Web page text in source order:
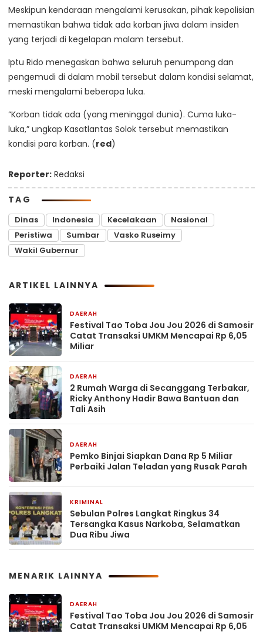
Meskipun kendaraan mengalami kerusakan, pihak kepolisian
memastikan bahwa tidak ada korban jiwa dalam insiden
yang terjadi di kegelapan malam tersebut.
Iptu Rido menegaskan bahwa seluruh penumpang dan
pengemudi di dalam mobil tersebut dalam kondisi selamat,
meski mengalami beberapa luka.
“Korban tidak ada (yang meninggal dunia). Cuma luka-
luka,” ungkap Kasatlantas Solok tersebut memastikan
kondisi para korban. (red)
Reporter: Redaksi
TAG
Dinas Indonesia Kecelakaan
Nasional
Peristiwa
Sumbar
Vasko Ruseimy
Wakil Gubernur
ARTIKEL LAINNYA
DAERAH
Festival Tao Toba Jou Jou 2026 di Samosir
Catat Transaksi UMKM Mencapai Rp 6,05
Miliar
DAERAH
2 Rumah Warga di Secanggang Terbakar,
Ricky Anthony Hadir Bawa Bantuan dan
Tali Asih
DAERAH
Pemko Binjai Siapkan Dana Rp 5 Miliar
Perbaiki Jalan Teladan yang Rusak Parah
KRIMINAL
Sebulan Polres Langkat Ringkus 34
Tersangka Kasus Narkoba, Selamatkan
Dua Ribu Jiwa
MENARIK LAINNYA
DAERAH
Festival Tao Toba Jou Jou 2026 di Samosir
Catat Transaksi UMKM Mencapai Rp 6,05